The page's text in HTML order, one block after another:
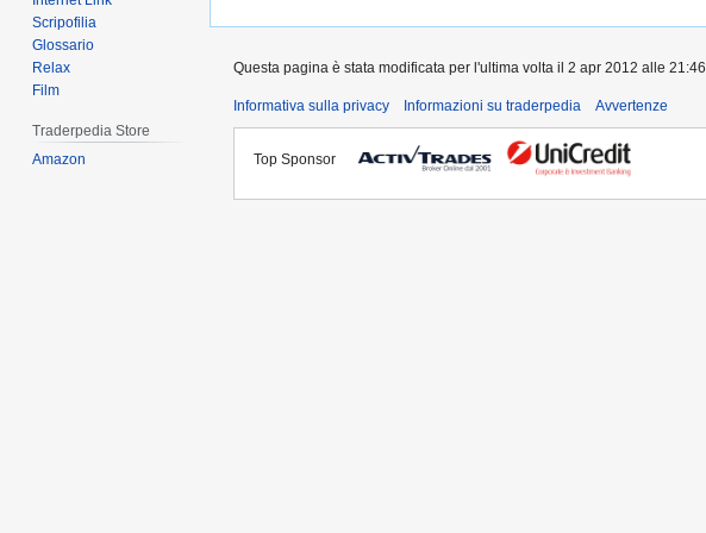
Scripofilia
Glossario
Relax
Film
Traderpedia Store
Amazon
Questa pagina è stata modificata per l'ultima volta il 2 apr 2012 alle 21:46.
Informativa sulla privacy Informazioni su traderpedia Avvertenze
Top Sponsor